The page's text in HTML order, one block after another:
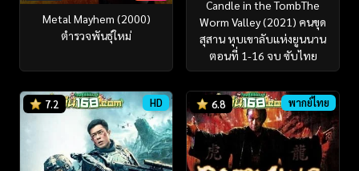
Metal Mayhem (2000)
ตำรวจพันธุ์ใหม่
Candle in the TombThe
Worm Valley (2021) คนขุด
สุสาน หุบเขาลับแห่งยูนนาน
ตอนที่ 1-16 จบ ซับไทย
7.2 HD 6.8 พากย์ไทย